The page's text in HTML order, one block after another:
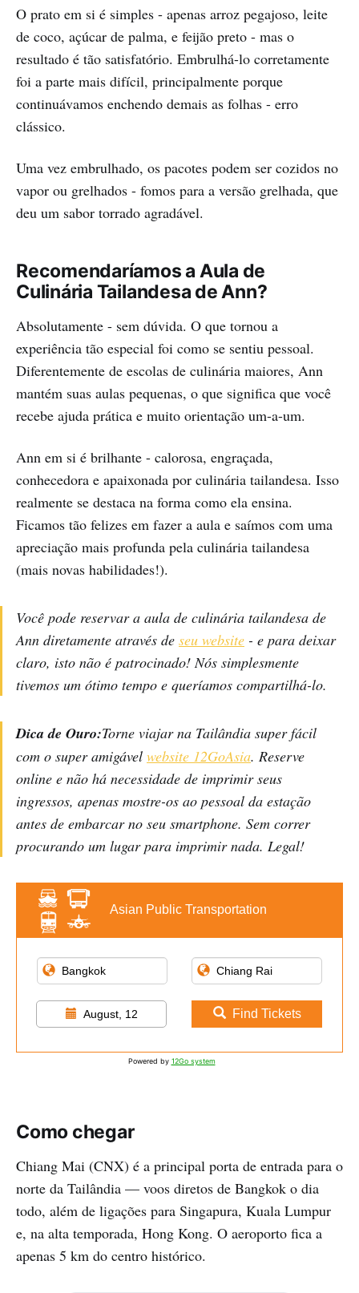
O prato em si é simples - apenas arroz pegajoso, leite
de coco, açúcar de palma, e feijão preto - mas o
resultado é tão satisfatório. Embrulhá-lo corretamente
foi a parte mais difícil, principalmente porque
continuávamos enchendo demais as folhas - erro
clássico.
Uma vez embrulhado, os pacotes podem ser cozidos no
vapor ou grelhados - fomos para a versão grelhada, que
deu um sabor torrado agradável.
Recomendaríamos a Aula de
Culinária Tailandesa de Ann?
Absolutamente - sem dúvida. O que tornou a
experiência tão especial foi como se sentiu pessoal.
Diferentemente de escolas de culinária maiores, Ann
mantém suas aulas pequenas, o que significa que você
recebe ajuda prática e muito orientação um-a-um.
Ann em si é brilhante - calorosa, engraçada,
conhecedora e apaixonada por culinária tailandesa. Isso
realmente se destaca na forma como ela ensina.
Ficamos tão felizes em fazer a aula e saímos com uma
apreciação mais profunda pela culinária tailandesa
(mais novas habilidades!).
Você pode reservar a aula de culinária tailandesa de
Ann diretamente através de seu website - e para deixar
claro, isto não é patrocinado! Nós simplesmente
tivemos um ótimo tempo e queríamos compartilhá-lo.
Dica de Ouro:Torne viajar na Tailândia super fácil
com o super amigável website 12GoAsia. Reserve
online e não há necessidade de imprimir seus
ingressos, apenas mostre-os ao pessoal da estação
antes de embarcar no seu smartphone. Sem correr
procurando um lugar para imprimir nada. Legal!
Asian Public Transportation
August, 12 Find Tickets
Powered by 12Go system
Como chegar
Chiang Mai (CNX) é a principal porta de entrada para o
norte da Tailândia — voos diretos de Bangkok o dia
todo, além de ligações para Singapura, Kuala Lumpur
e, na alta temporada, Hong Kong. O aeroporto fica a
apenas 5 km do centro histórico.